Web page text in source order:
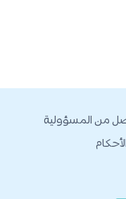
من المسؤولية